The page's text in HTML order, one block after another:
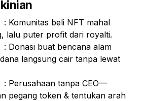
lalu puter profit dari royalti.
langsung cair tanpa lewat
pegang token & tentukan arah